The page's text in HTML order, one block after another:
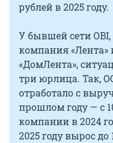
рублей в 2025 году.
У бывшей сети
компания «Лента»
«ДомЛента»,
три юрлица. Так,
отработало с
прошлом году — с
компании в 2024
2025 году вырос